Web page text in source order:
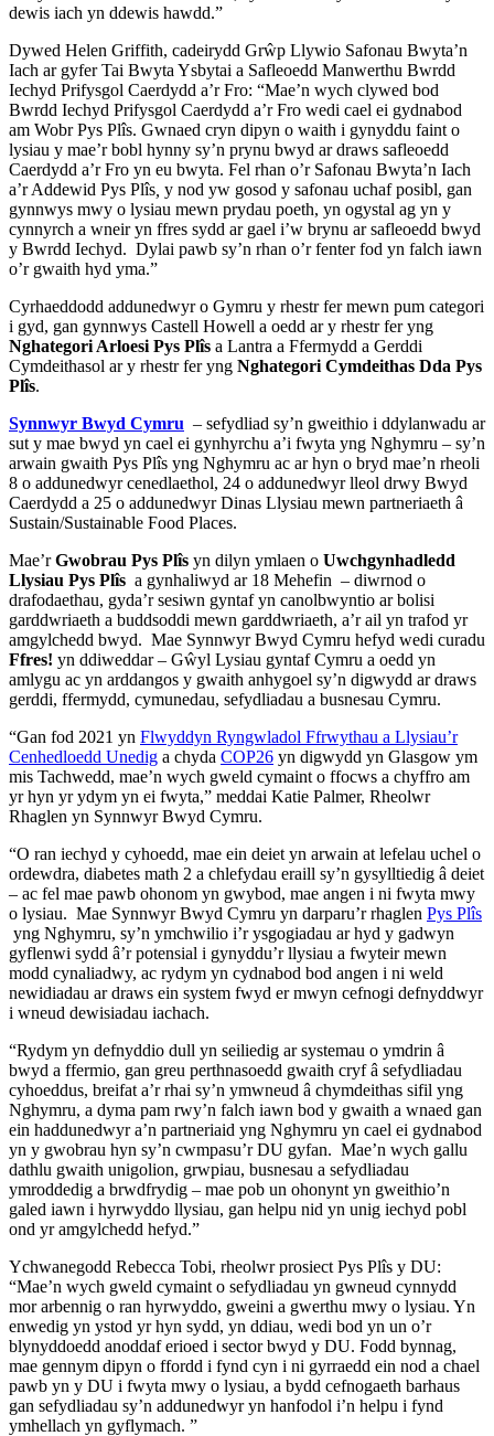
dewis iach yn ddewis hawdd.”
Dywed Helen Griffith, cadeirydd Grŵp Llywio Safonau Bwyta’n
Iach ar gyfer Tai Bwyta Ysbytai a Safleoedd Manwerthu Bwrdd
Iechyd Prifysgol Caerdydd a’r Fro: “Mae’n wych clywed bod
Bwrdd Iechyd Prifysgol Caerdydd a’r Fro wedi cael ei gydnabod
am Wobr Pys Plîs. Gwnaed cryn dipyn o waith i gynyddu faint o
lysiau y mae’r bobl hynny sy’n prynu bwyd ar draws safleoedd
Caerdydd a’r Fro yn eu bwyta. Fel rhan o’r Safonau Bwyta’n Iach
a’r Addewid Pys Plîs y nod yw gosod y safonau uchaf posibl, gan
gynnwys mwy o lysiau mewn prydau poeth, yn ogystal ag yn y
cynnyrch a wneir yn ffres sydd ar gael i’w brynu ar safleoedd bwyd
y Bwrdd Iechyd. Dylai pawb sy’n rhan o’r fenter fod yn falch iawn
o’r gwaith hyd yma.”
Cyrhaeddodd addunedwyr o Gymru y rhestr fer mewn pum categori
i gyd, gan gynnwys Castell Howell a oedd ar y rhestr fer yng
Nghategori Arloesi Pys Plîs a Lantra a Ffermydd a Gerddi
Cymdeithasol ar y rhestr fer yng Nghategori Cymdeithas Dda Pys
Plîs.
Synnwyr Bwyd Cymru – sefydliad sy’n gweithio i ddylanwadu ar
sut y mae bwyd yn cael ei gynhyrchu a’i fwyta yng Nghymru – sy’n
arwain gwaith Pys Plîs yng Nghymru ac ar hyn o bryd mae’n rheoli
8 o addunedwyr cenedlaethol, 24 o addunedwyr lleol drwy Bwyd
Caerdydd a 25 o addunedwyr Dinas Llysiau mewn partneriaeth â
Sustain/Sustainable Food Places.
Mae’rGwobrau Pys Plîs yn dilyn ymlaen o Uwchgynhadledd
Llysiau Pys Plîs a gynhaliwyd ar 18 Mehefin – diwrnod o
drafodaethau, gyda’r sesiwn gyntaf yn canolbwyntio ar bolisi
garddwriaeth a buddsoddi mewn garddwriaeth, a’r ail yn trafod yr
amgylchedd bwyd. Mae Synnwyr Bwyd Cymru hefyd wedi curadu
Ffres! yn ddiweddar – Gŵyl Lysiau gyntaf Cymru a oedd yn
amlygu ac yn arddangos y gwaith anhygoel sy’n digwydd ar draws
gerddi, ffermydd, cymunedau, sefydliadau a busnesau Cymru.
“Gan fod 2021 yn Flwyddyn Ryngwladol Ffrwythau a Llysiau’r
Cenhedloedd Unedig a chyda COP26 yn digwydd yn Glasgow ym
mis Tachwedd, mae’n wych gweld cymaint o ffocws a chyffro am
yr hyn yr ydym yn ei fwyta,” meddai Katie Palmer, Rheolwr
Rhaglen yn Synnwyr Bwyd Cymru.
“O ran iechyd y cyhoedd, mae ein deiet yn arwain at lefelau uchel o
ordewdra, diabetes math 2 a chlefydau eraill sy’n gysylltiedig â deiet
– ac fel mae pawb ohonom yn gwybod, mae angen i ni fwyta mwy
o lysiau. Mae Synnwyr Bwyd Cymru yn darparu’r rhaglen Pys Plîs
yng Nghymru, sy’n ymchwilio i’r ysgogiadau ar hyd y gadwyn
gyflenwi sydd â’r potensial i gynyddu’r llysiau a fwyteir mewn
modd cynaliadwy, ac rydym yn cydnabod bod angen i ni weld
newidiadau ar draws ein system fwyd er mwyn cefnogi defnyddwyr
i wneud dewisiadau iachach.
“Rydym yn defnyddio dull yn seiliedig ar systemau o ymdrin â
bwyd a ffermio, gan greu perthnasoedd gwaith cryf â sefydliadau
cyhoeddus, breifat a’r rhai sy’n ymwneud â chymdeithas sifil yng
Nghymru, a dyma pam rwy’n falch iawn bod y gwaith a wnaed gan
ein haddunedwyr a’n partneriaid yng Nghymru yn cael ei gydnabod
yn y gwobrau hyn sy’n cwmpasu’r DU gyfan. Mae’n wych gallu
dathlu gwaith unigolion, grwpiau, busnesau a sefydliadau
ymroddedig a brwdfrydig – mae pob un ohonynt yn gweithio’n
galed iawn i hyrwyddo llysiau, gan helpu nid yn unig iechyd pobl
ond yr amgylchedd hefyd.”
Ychwanegodd Rebecca Tobi, rheolwr prosiect Pys Plîs y DU:
“Mae’n wych gweld cymaint o sefydliadau yn gwneud cynnydd
mor arbennig o ran hyrwyddo, gweini a gwerthu mwy o lysiau. Yn
enwedig yn ystod yr hyn sydd, yn ddiau, wedi bod yn un o’r
blynyddoedd anoddaf erioed i sector bwyd y DU. Fodd bynnag,
mae gennym dipyn o ffordd i fynd cyn i ni gyrraedd ein nod a chael
pawb yn y DU i fwyta mwy o lysiau, a bydd cefnogaeth barhaus
gan sefydliadau sy’n addunedwyr yn hanfodol i’n helpu i fynd
ymhellach yn gyflymach. ”